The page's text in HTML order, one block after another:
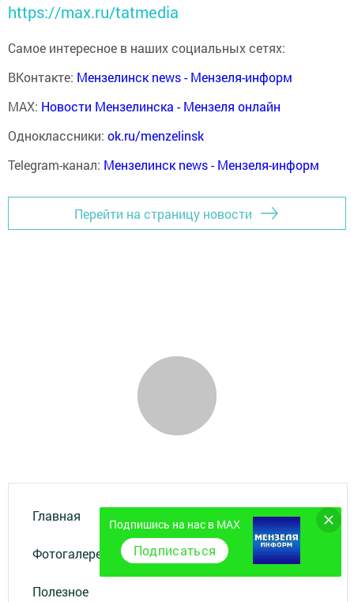
https://max.ru/tatmedia
Самое интересное в наших социальных сетях:
ВКонтакте: Мензелинск news - Мензеля-информ
MAX: Новости Мензелинска - Мензеля онлайн
Одноклассники: ok.ru/menzelinsk
Telegram-канал: Мензелинск news - Мензеля-информ
Перейти на страницу новости
Главная
Фотогалереи
Полезное
Подпишись на нас в MAX
Подписаться